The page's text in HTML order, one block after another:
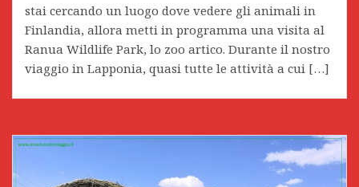
stai cercando un luogo dove vedere gli animali in
Finlandia, allora metti in programma una visita al
Ranua Wildlife Park, lo zoo artico. Durante il nostro
viaggio in Lapponia, quasi tutte le attività a cui […]